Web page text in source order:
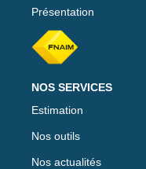
Présentation
NOS SERVICES
Estimation
Nos outils
Nos actualités